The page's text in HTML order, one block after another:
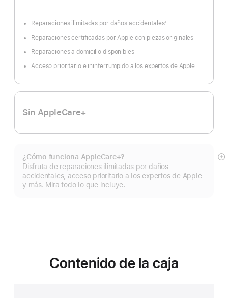
Reparaciones ilimitadas por daños accidentales
Nota
pie
±
Reparaciones certificadas por Apple con piezas originales
Reparaciones a domicilio disponibles
Acceso prioritario e ininterrumpido a los expertos de Apple
Sin AppleCare+
¿Cómo funciona AppleCare+?
Disfruta de reparaciones ilimitadas por daños
accidentales, acceso prioritario a los expertos de Apple
y más. Mira todo lo que incluye.
Contenido de la caja